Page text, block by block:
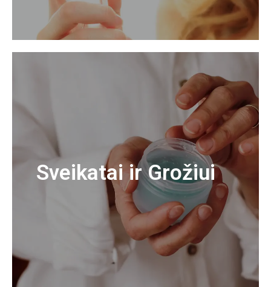
Sveikatai ir Grožiui